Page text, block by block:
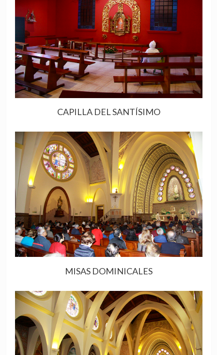
CAPILLA DEL SANTÍSIMO
MISAS DOMINICALES